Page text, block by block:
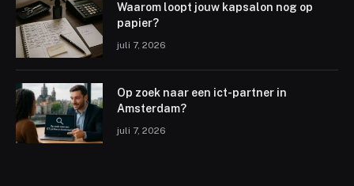
Waarom loopt jouw kapsalon nog op
papier?
juli 7, 2026
Op zoek naar een ict-partner in
Amsterdam?
juli 7, 2026